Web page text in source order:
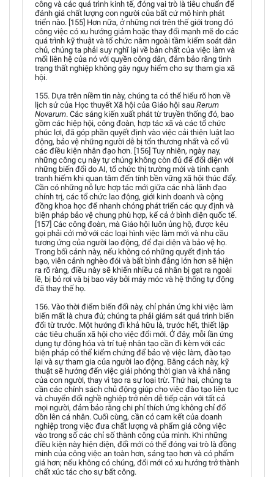
công và các quá trình kinh tế, đóng vai trò là tiêu chuẩn để
đánh giá chất lượng con người của bất cứ mô hình phát
triển nào. [155] Hơn nữa, ở những nơi trên thế giới trong đó
công việc có xu hướng giảm hoặc thay đổi mạnh mẽ do các
quá trình kỹ thuật và tổ chức nằm ngoài tầm kiểm soát dân
chủ, chúng ta phải suy nghĩ lại về bản chất của việc làm và
mối liên hệ của nó với quyền công dân, đảm bảo rằng tình
trạng thất nghiệp không gây nguy hiểm cho sự tham gia xã
hội.
155. Dựa trên niềm tin này, chúng ta có thể hiểu rõ hơn về
lịch sử của Học thuyết Xã hội của Giáo hội sau Rerum
Novarum. Các sáng kiến xuất phát từ truyền thống đó, bao
gồm các hiệp hội, công đoàn, hợp tác xã và các tổ chức
phúc lợi, đã góp phần quyết định vào việc cải thiện luật lao
động, bảo vệ những người dễ bị tổn thương nhất và cổ vũ
các điều kiện nhân đạo hơn. [156] Tuy nhiên, ngày nay,
những công cụ này tự chúng không còn đủ để đối diện với
những biến đổi do AI, tổ chức thị trường mới và tính cạnh
tranh hiếm khi quan tâm đến tính bền vững xã hội thúc đẩy.
Cần có những nỗ lực hợp tác mới giữa các nhà lãnh đạo
chính trị, các tổ chức lao động, giới kinh doanh và cộng
đồng khoa học để nhanh chóng phát triển các quy định và
biện pháp bảo vệ chung phù hợp, kể cả ở bình diện quốc tế.
[157] Các công đoàn, mà Giáo hội luôn ủng hộ, được kêu
gọi phải cởi mở với các loại hình việc làm mới và nhu cầu
tương ứng của người lao động, để đại diện và bảo vệ họ.
Trong bối cảnh này, nếu không có những quyết định táo
bạo, viễn cảnh nghèo đói và bất bình đẳng lớn hơn sẽ hiện
ra rõ ràng, điều này sẽ khiến nhiều cá nhân bị gạt ra ngoài
lề, bị bỏ rơi và bị bao vây bởi máy móc và hệ thống tự động
đã thay thế họ.
156. Vào thời điểm biến đổi này, chỉ phản ứng khi việc làm
biến mất là chưa đủ; chúng ta phải giám sát quá trình biến
đổi từ trước. Một hướng đi khả hữu là, trước hết, thiết lập
các tiêu chuẩn xã hội cho việc đổi mới. Ở đây, mỗi lần ứng
dụng tự động hóa và trí tuệ nhân tạo cần đi kèm với các
biện pháp có thể kiểm chứng để bảo vệ việc làm, đào tạo
lại và sự tham gia của người lao động. Bằng cách này, kỹ
thuật sẽ hướng đến việc giải phóng thời gian và khả năng
của con người, thay vì tạo ra sự loại trừ. Thứ hai, chúng ta
cần các chính sách chủ động giúp cho việc đào tạo liên tục
và chuyển đổi nghề nghiệp trở nên dễ tiếp cận với tất cả
mọi người, đảm bảo rằng chi phí thích ứng không chỉ đổ
dồn lên cá nhân. Cuối cùng, cần có cam kết của doanh
nghiệp trong việc đưa chất lượng và phẩm giá công việc
vào trong số các chỉ số thành công của mình. Khi những
điều kiện này hiện diện, đổi mới có thể đóng vai trò là đồng
minh của công việc an toàn hơn, sáng tạo hơn và có phẩm
giá hơn; nếu không có chúng, đổi mới có xu hướng trở thành
chất xúc tác cho sự bất công.